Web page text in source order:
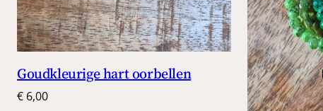
Goudkleurige hart oorbellen
€ 6,00